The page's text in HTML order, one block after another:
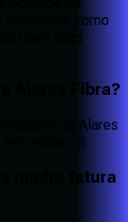
de
adicionais como
para suas
Alares Fibra?
da Alares
média. 🚀
minha fatura